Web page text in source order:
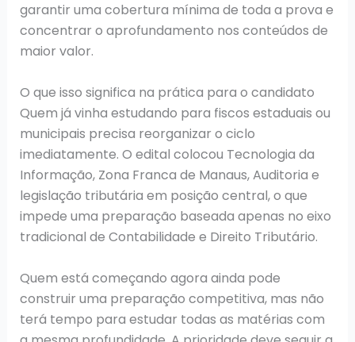
garantir uma cobertura mínima de toda a prova e
concentrar o aprofundamento nos conteúdos de
maior valor.
O que isso significa na prática para o candidato
Quem já vinha estudando para fiscos estaduais ou
municipais precisa reorganizar o ciclo
imediatamente. O edital colocou Tecnologia da
Informação, Zona Franca de Manaus, Auditoria e
legislação tributária em posição central, o que
impede uma preparação baseada apenas no eixo
tradicional de Contabilidade e Direito Tributário.
Quem está começando agora ainda pode
construir uma preparação competitiva, mas não
terá tempo para estudar todas as matérias com